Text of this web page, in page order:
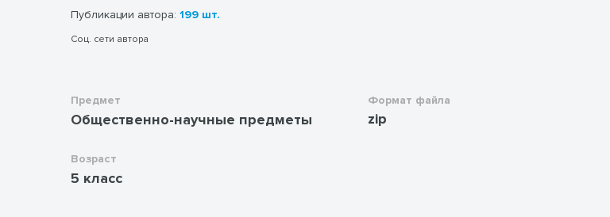
изобретений. Презентация и рабочий лист в
материал урока, работать с документами и
Публикации автора: 199 шт.
Соц. сети автора
Предмет
Общественно-научные предметы
Возраст
5 класс
Формат файла
zip